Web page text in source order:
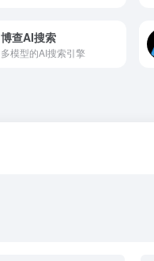
博查AI搜索
多模型的AI搜索引擎